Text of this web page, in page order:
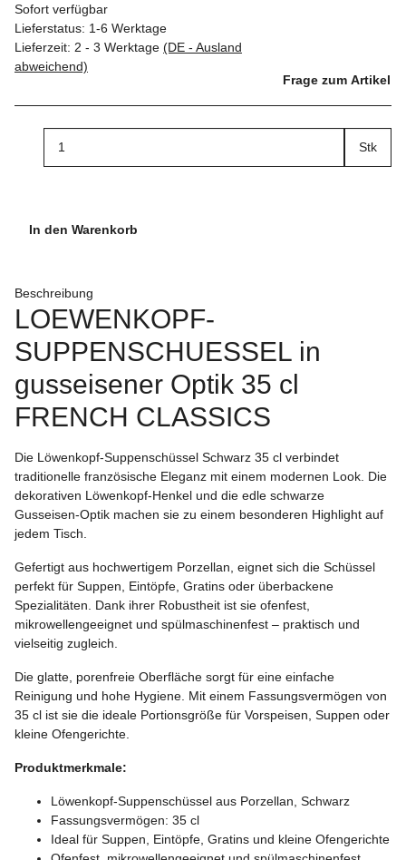
Sofort verfügbar
Lieferstatus: 1-6 Werktage
Lieferzeit: 2 - 3 Werktage (DE - Ausland
abweichend)
Frage zum Artikel
Stk
In den Warenkorb
Beschreibung
LOEWENKOPF-
SUPPENSCHUESSEL in
gusseisener Optik 35 cl
FRENCH CLASSICS
Die Löwenkopf-Suppenschüssel Schwarz 35 cl verbindet
traditionelle französische Eleganz mit einem modernen Look. Die
dekorativen Löwenkopf-Henkel und die edle schwarze
Gusseisen-Optik machen sie zu einem besonderen Highlight auf
jedem Tisch.
Gefertigt aus hochwertigem Porzellan, eignet sich die Schüssel
perfekt für Suppen, Eintöpfe, Gratins oder überbackene
Spezialitäten. Dank ihrer Robustheit ist sie ofenfest,
mikrowellengeeignet und spülmaschinenfest – praktisch und
vielseitig zugleich.
Die glatte, porenfreie Oberfläche sorgt für eine einfache
Reinigung und hohe Hygiene. Mit einem Fassungsvermögen von
35 cl ist sie die ideale Portionsgröße für Vorspeisen, Suppen oder
kleine Ofengerichte.
Produktmerkmale:
Löwenkopf-Suppenschüssel aus Porzellan, Schwarz
Fassungsvermögen: 35 cl
Ideal für Suppen, Eintöpfe, Gratins und kleine Ofengerichte